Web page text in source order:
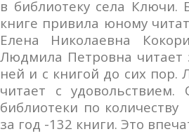
в библиотеку села
книге привила юному
Елена Николаевна
Людмила Петровна читает
ней и с книгой до сих пор.
читает с
библиотеки по
за год -132 книги. Это